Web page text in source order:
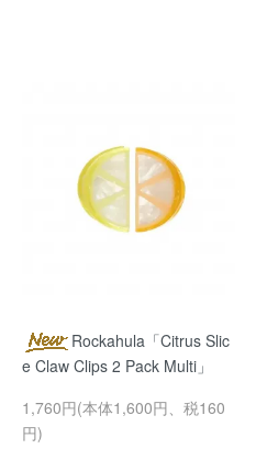
Rockahula「Citrus Slic
e Claw Clips 2 Pack Multi」
1,760円(本体1,600円、税160
円)